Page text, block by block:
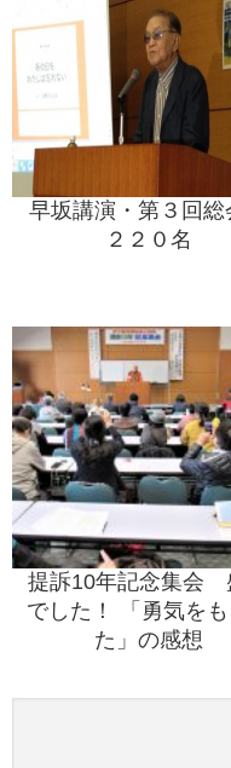
早坂講演・第３回総
２２０名
提訴10年記念集会
でした！ 「勇気を
た」の感想